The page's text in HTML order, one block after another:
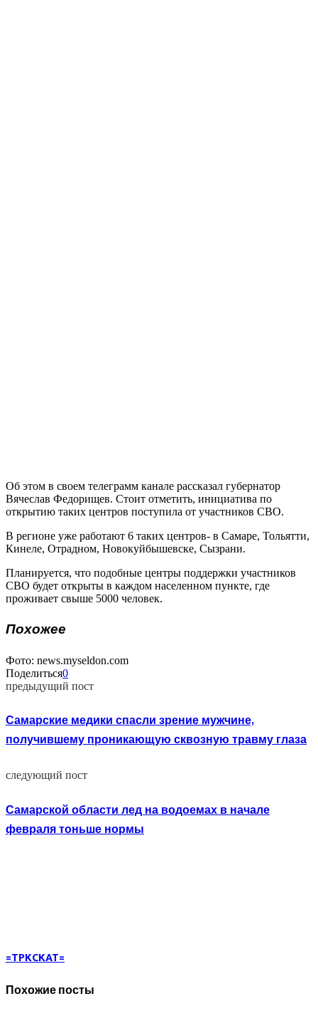
Об этом в своем телеграмм канале рассказал губернатор
Вячеслав Федорищев. Стоит отметить, инициатива по
открытию таких центров поступила от участников СВО.
В регионе уже работают 6 таких центров- в Самаре, Тольятти,
Кинеле, Отрадном, Новокуйбышевске, Сызрани.
Планируется, что подобные центры поддержки участников
СВО будет открыты в каждом населенном пункте, где
проживает свыше 5000 человек.
Похожее
Фото: news.myseldon.com
Поделиться0
предыдущий пост
Самарские медики спасли зрение мужчине,
получившему проникающую сквозную травму глаза
следующий пост
Самарской области лед на водоемах в начале
февраля тоньше нормы
=TPKCKAT=
Похожие посты